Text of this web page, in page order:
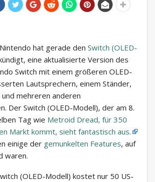
hat gerade den Switch (OLED-
eine aktualisierte Version des
Switch mit einem größeren OLED-
Lautsprechern, einem Ständer,
mehreren anderen
Der Switch (OLED-Modell), der am 8.
Tag wie Metroid Dread, für 350
Markt kommt, sieht fantastisch aus.
einige der gemunkelten Features, auf
waren.
(OLED-Modell) kostet nur 50 US-